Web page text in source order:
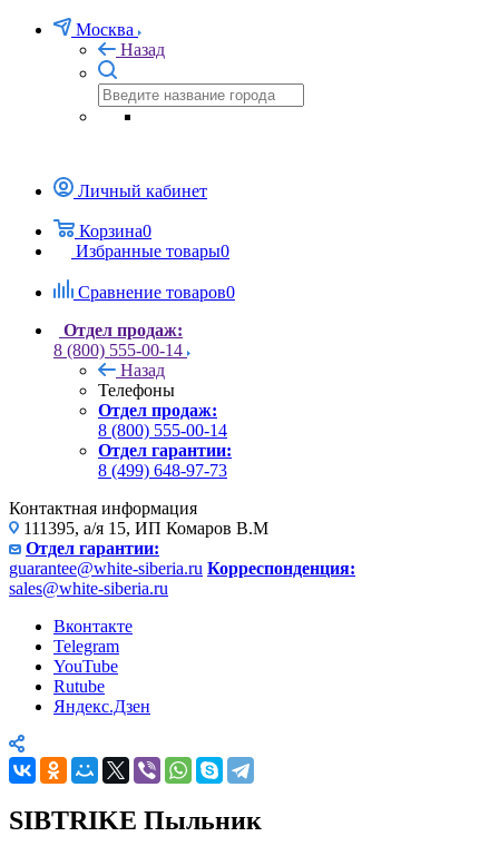
Москва
Назад
Личный кабинет
Корзина0
Избранные товары0
Сравнение товаров0
Отдел продаж:
8 (800) 555-00-14
Назад
Телефоны
Отдел продаж:
8 (800) 555-00-14
Отдел гарантии:
8 (499) 648-97-73
Контактная информация
111395, а/я 15, ИП Комаров В.М
Отдел гарантии:
guarantee@white-siberia.ru Корреспонденция:
sales@white-siberia.ru
Вконтакте
Telegram
YouTube
Rutube
Яндекс.Дзен
SIBTRIKE Пыльник